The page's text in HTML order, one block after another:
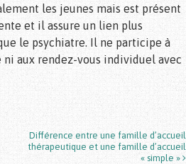
les jeunes mais est présent
et il assure un lien plus
le psychiatre. Il ne participe à
aux rendez-vous individuel avec
Différence entre une famille d’accueil
thérapeutique et une famille d’accueil
« simple »